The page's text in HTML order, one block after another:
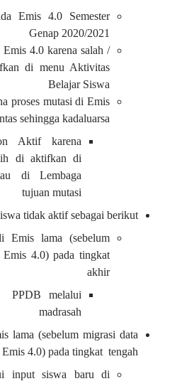
Emis 4.0 Semester
Genap 2020/2021
4.0 karena salah /
di menu Aktivitas
Belajar Siswa
proses mutasi di Emis
sehingga kadaluarsa
Aktif karena
di aktifkan di
di Lembaga
tujuan mutasi
tidak aktif sebagai berikut:
lama (sebelum
4.0) pada tingkat
akhir
melalui
madrasah
lama (sebelum migrasi data
4.0) pada tingkat tengah
input siswa baru di